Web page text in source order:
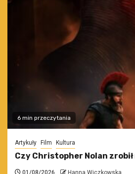
6 min przeczytania
Artykuły Film Kultura
Czy Christopher Nolan zrobił